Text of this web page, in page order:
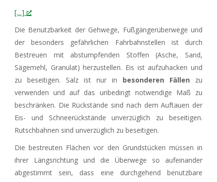
[…]
Die Benutzbarkeit der Gehwege, Fußgängerüberwege und
der besonders gefährlichen Fahrbahnstellen ist durch
Bestreuen mit abstumpfenden Stoffen (Asche, Sand,
Sägemehl, Granulat) herzustellen. Eis ist aufzuhacken und
zu beseitigen. Salz ist nur in besonderen Fällen zu
verwenden und auf das unbedingt notwendige Maß zu
beschränken. Die Rückstände sind nach dem Auftauen der
Eis- und Schneerückstände unverzüglich zu beseitigen.
Rutschbahnen sind unverzüglich zu beseitigen.
Die bestreuten Flächen vor den Grundstücken müssen in
ihrer Längsrichtung und die Überwege so aufeinander
abgestimmt sein, dass eine durchgehend benutzbare